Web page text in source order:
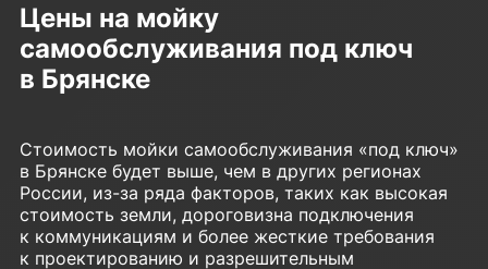
Цены на мойку
самообслуживания под ключ
в Брянске
Стоимость мойки самообслуживания «под ключ»
в Брянске будет выше, чем в других регионах
России, из-за ряда факторов, таких как высокая
стоимость земли, дороговизна подключения
к коммуникациям и более жесткие требования
к проектированию и разрешительным